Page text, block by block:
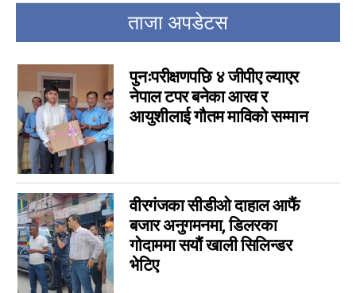
bara ad
विशेष
मनोरञ्जन
कृषि
विचार
कला
चर्चामा
अन्तर्वार्ता
बागमती
आम सञ्चार प्राधिकरणको विज्ञापन
ताजा अपडेटस
पुनःपरीक्षणपछि ४ जीपीए ल्याएर
नेपाल टपर बनेका आरव र
आयुशीलाई गौतम माविको सम्मान
वीरगंजका सीडीओ दाहाल आफैं
बजार अनुगमनमा, डिलरका
गोदाममा सयौं खाली सिलिन्डर
भेटिए